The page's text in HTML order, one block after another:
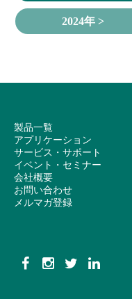
2024年 >
製品一覧
アプリケーション
サービス・サポート
イベント・セミナー
会社概要
お問い合わせ
メルマガ登録